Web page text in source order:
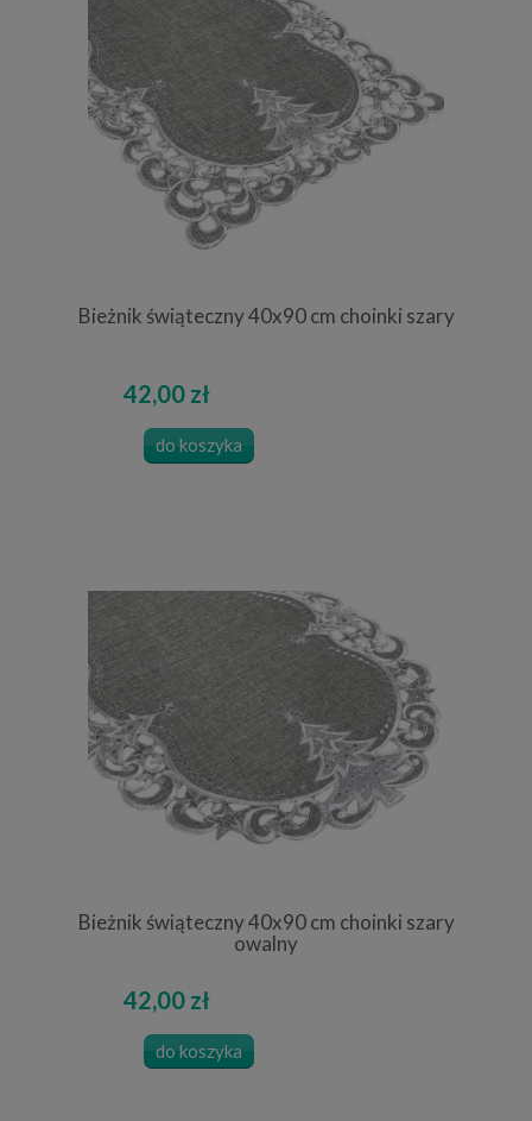
Bieżnik świąteczny 40x90 cm choinki szary
42,00 zł
do koszyka
Bieżnik świąteczny 40x90 cm choinki szary
owalny
42,00 zł
do koszyka